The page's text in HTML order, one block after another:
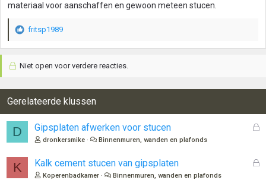
materiaal voor aanschaffen en gewoon meteen stucen.
W
r
e
r
n
g
e
:
fritsp1989
Niet open voor verdere reacties.
Gerelateerde klussen
D
G
Gipsplaten afwerken voor stucen
dronkersmike Binnenmuren, wanden en plafonds
K
G
Kalk cement stucen van gipsplaten
Koperenbadkamer Binnenmuren, wanden en plafonds